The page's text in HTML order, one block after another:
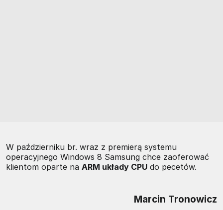
W październiku br. wraz z premierą systemu
operacyjnego Windows 8 Samsung chce zaoferować
klientom oparte na ARM układy CPU do pecetów.
Marcin Tronowicz